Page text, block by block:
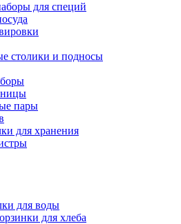
для специй
столики и подносы
пары
для хранения
для воды
для хлеба